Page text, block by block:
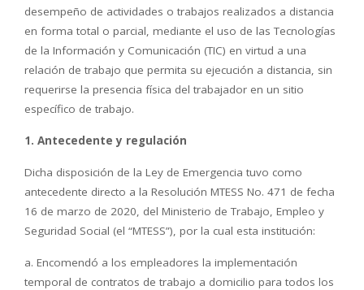
desempeño de actividades o trabajos realizados a distancia
en forma total o parcial, mediante el uso de las Tecnologías
de la Información y Comunicación (TIC) en virtud a una
relación de trabajo que permita su ejecución a distancia, sin
requerirse la presencia física del trabajador en un sitio
específico de trabajo.
1. Antecedente y regulación
Dicha disposición de la Ley de Emergencia tuvo como
antecedente directo a la Resolución MTESS No. 471 de fecha
16 de marzo de 2020, del Ministerio de Trabajo, Empleo y
Seguridad Social (el “MTESS”), por la cual esta institución:
a. Encomendó a los empleadores la implementación
temporal de contratos de trabajo a domicilio para todos los